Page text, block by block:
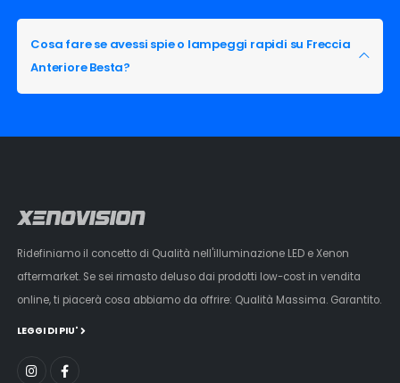
Cosa fare se avessi spie o lampeggi rapidi su Freccia
Anteriore Besta?
Ridefiniamo il concetto di Qualità nell'illuminazione LED e Xenon
aftermarket. Se sei rimasto deluso dai prodotti low-cost in vendita
online, ti piacerà cosa abbiamo da offrire: Qualità Massima. Garantito.
LEGGI DI PIU'